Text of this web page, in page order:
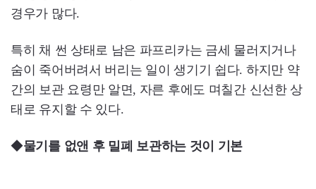
경우가 많다.
특히 채 썬 상태로 남은 파프리카는 금세 물러지거나
숨이 죽어버려서 버리는 일이 생기기 쉽다. 하지만 약
간의 보관 요령만 알면, 자른 후에도 며칠간 신선한 상
태로 유지할 수 있다.
◆물기를 없앤 후 밀폐 보관하는 것이 기본